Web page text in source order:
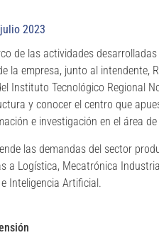
2023
de las actividades
la empresa, junto al intendente,
Instituto Tecnológico Regional
y conocer el centro que
e investigación en el área
las demandas del sector
a Logística, Mecatrónica
Inteligencia Artificial.